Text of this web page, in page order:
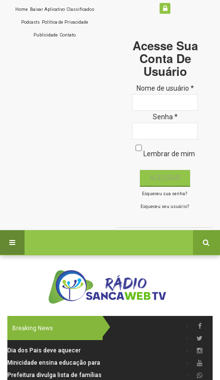
Home Baixar Aplicativo Classificados
Podcasts Política de Privacidade
Publicidade Contato
Acesse Sua
Conta De
Usuário
Nome de usuário *
Senha *
Lembrar de mim
Esqueceu sua senha?
Esqueceu seu usuário?
Breaking News
Dia dos Pais deve aquecer
comércio de São Carlos com
renda em alta e maior circulação
Minicidade ensina educação para
o trânsito a 264 crianças da rede
Prefeitura divulga lista de famílias